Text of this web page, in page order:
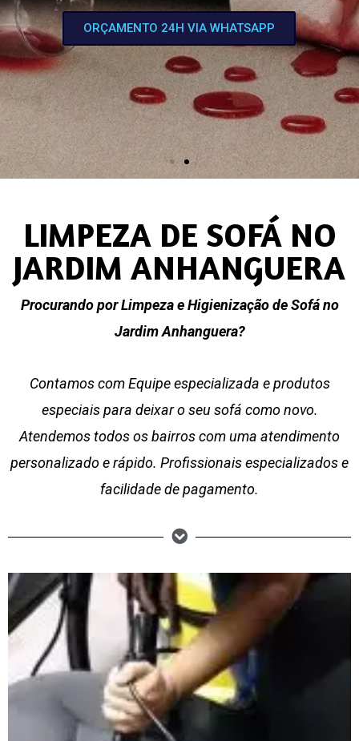
ORÇAMENTO 24H VIA WHATSAPP
LIMPEZA DE SOFÁ NO
JARDIM ANHANGUERA
Procurando por Limpeza e Higienização de Sofá no
Jardim Anhanguera?
Contamos com Equipe especializada e produtos
especiais para deixar o seu sofá como novo.
Atendemos todos os bairros com uma atendimento
personalizado e rápido. Profissionais especializados e
facilidade de pagamento.